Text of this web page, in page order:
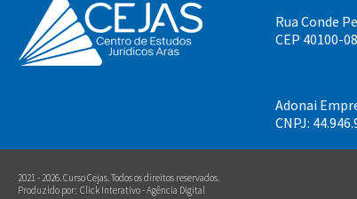
Rua Conde
CEP 40100-
Adonai
CNPJ:
2021 - 2026. Curso Cejas. Todos os direitos reservados.
Produzido por: Click Interativo- Agência Digital